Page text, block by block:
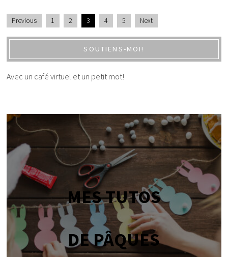
Previous 1 2 3 4 5 Next
SOUTIENS-MOI!
Avec un café virtuel et un petit mot!
MES TUTOS
DE PÂQUES